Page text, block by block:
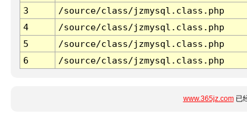
3
/source/class/jzmysql.class.php
4
/source/class/jzmysql.class.php
5
/source/class/jzmysql.class.php
6
/source/class/jzmysql.class.php
www.365jz.com已